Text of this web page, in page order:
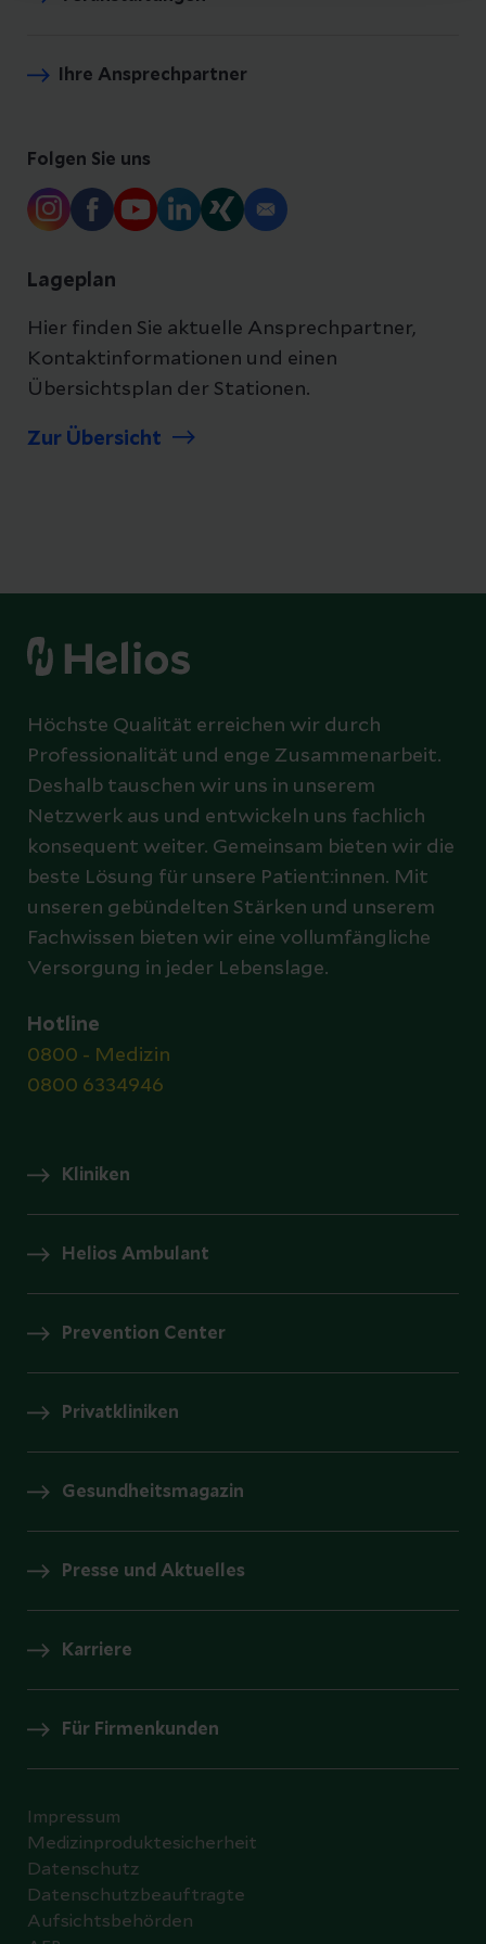
Ihre Ansprechpartner
Folgen Sie uns
Lageplan
Hier finden Sie aktuelle Ansprechpartner,
Kontaktinformationen und einen
Übersichtsplan der Stationen.
Zur Übersicht
Höchste Qualität erreichen wir durch
Professionalität und enge Zusammenarbeit.
Deshalb tauschen wir uns in unserem
Netzwerk aus und entwickeln uns fachlich
konsequent weiter. Gemeinsam bieten wir die
beste Lösung für unsere Patient:innen. Mit
unseren gebündelten Stärken und unserem
Fachwissen bieten wir eine vollumfängliche
Versorgung in jeder Lebenslage.
Hotline
0800 - Medizin
0800 6334946
Kliniken
Helios Ambulant
Prevention Center
Privatkliniken
Gesundheitsmagazin
Presse und Aktuelles
Karriere
Für Firmenkunden
Impressum
Medizinproduktesicherheit
Datenschutz
Datenschutzbeauftragte
Aufsichtsbehörden